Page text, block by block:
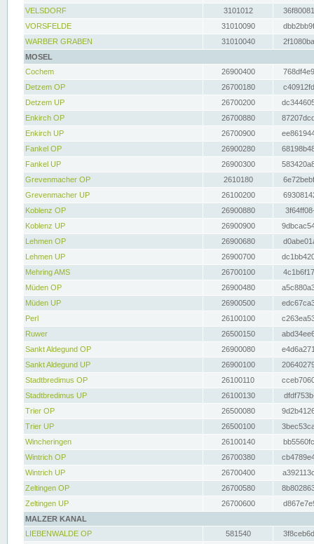
VELSDORF
3101012
VORSFELDE
31010090
WARBER GRABEN
31010040
MOSEL
Cochem
26900400
Detzem OP
26700180
Detzem UP
26700200
Enkirch OP
26700880
Enkirch UP
26700900
Fankel OP
26900280
Fankel UP
26900300
Grevenmacher OP
2610180
Grevenmacher UP
26100200
Koblenz OP
26900880
Koblenz UP
26900900
Lehmen OP
26900680
Lehmen UP
26900700
Mehring AMS
26700100
Müden OP
26900480
Müden UP
26900500
Perl
26100100
Ruwer
26500150
Sankt Aldegund OP
26900080
Sankt Aldegund UP
26900100
Stadtbredimus OP
26100110
Stadtbredimus UP
26100130
Trier OP
26500080
Trier UP
26500100
Wincheringen
26100140
Wintrich OP
26700380
Wintrich UP
26700400
Zeltingen OP
26700580
Zeltingen UP
26700600
MALZER KANAL
LIEBENWALDE OP
581540